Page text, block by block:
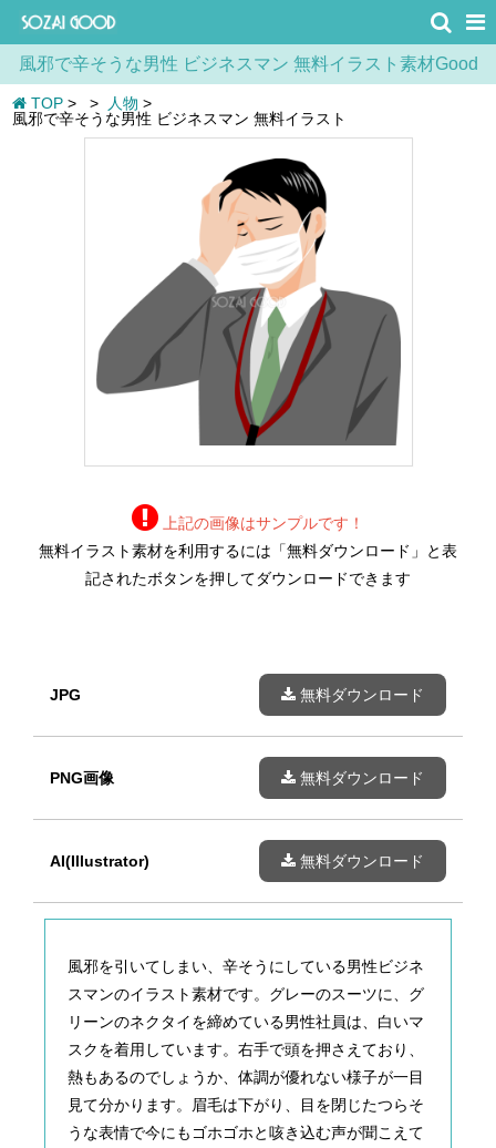
風邪で辛そうな男性 ビジネスマン 無料イラスト素材Good
TOP > > 人物 >
風邪で辛そうな男性 ビジネスマン 無料イラスト
上記の画像はサンプルです！
無料イラスト素材を利用するには「無料ダウンロード」と表
記されたボタンを押してダウンロードできます
JPG 無料ダウンロード
PNG画像 無料ダウンロード
AI(Illustrator) 無料ダウンロード
風邪を引いてしまい、辛そうにしている男性ビジネ
スマンのイラスト素材です。グレーのスーツに、グ
リーンのネクタイを締めている男性社員は、白いマ
スクを着用しています。右手で頭を押さえており、
熱もあるのでしょうか、体調が優れない様子が一目
見て分かります。眉毛は下がり、目を閉じたつらそ
うな表情で今にもゴホゴホと咳き込む声が聞こえて